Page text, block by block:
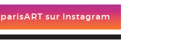
parisART sur Instagram